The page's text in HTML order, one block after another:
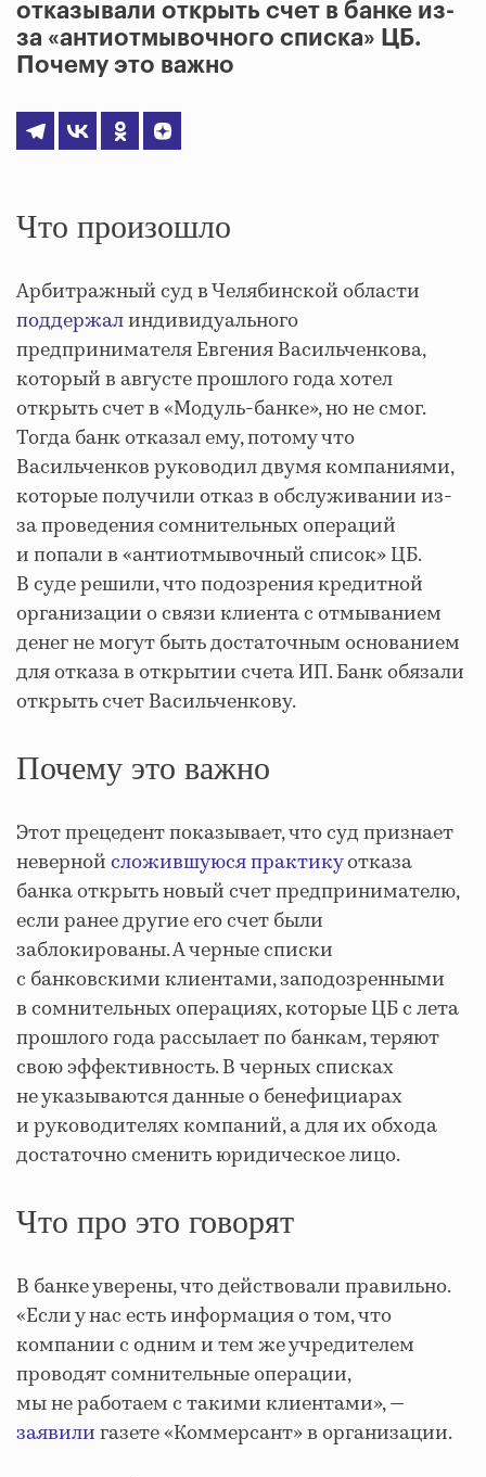
отказывали открыть счет в банке из-
за «антиотмывочного списка» ЦБ.
Почему это важно
Что произошло
Арбитражный суд в Челябинской области
поддержалиндивидуального
предпринимателя Евгения Васильченкова,
который в августе прошлого года хотел
открыть счет в «Модуль-банке», но не смог.
Тогда банк отказал ему, потому что
Васильченков руководил двумя компаниями,
которые получили отказ в обслуживании из-
за проведения сомнительных операций
и попали в «антиотмывочный список» ЦБ.
В суде решили, что подозрения кредитной
организации о связи клиента с отмыванием
денег не могут быть достаточным основанием
для отказа в открытии счета ИП. Банк обязали
открыть счет Васильченкову.
Почему это важно
Этот прецедент показывает, что суд признает
невернойсложившуюся практикуотказа
банка открыть новый счет предпринимателю,
если ранее другие его счет были
заблокированы. А черные списки
с банковскими клиентами, заподозренными
в сомнительных операциях, которые ЦБ с лета
прошлого года рассылает по банкам, теряют
свою эффективность. В черных списках
не указываются данные о бенефициарах
и руководителях компаний, а для их обхода
достаточно сменить юридическое лицо.
Что про это говорят
В банке уверены, что действовали правильно.
«Если у нас есть информация о том, что
компании с одним и тем же учредителем
проводят сомнительные операции,
мы не работаем с такими клиентами», —
заявилигазете «Коммерсант» в организации.